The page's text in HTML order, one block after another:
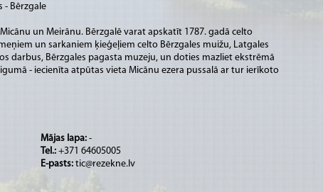
- Bērzgale
un Meirānu. Bērzgalē varat apskatīt 1787. gadā celto
un sarkaniem ķieģeļiem celto Bērzgales muižu, Latgales
darbus, Bērzgales pagasta muzeju, un doties mazliet ekstrēmā
- iecienīta atpūtas vieta Micānu ezera pussalā ar tur ierīkoto
Mājas lapa: -
Tel.: +371 64605005
E-pasts: tic@rezekne.lv